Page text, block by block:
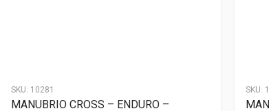
SKU: 10281
MANUBRIO CROSS – ENDURO –
SKU: